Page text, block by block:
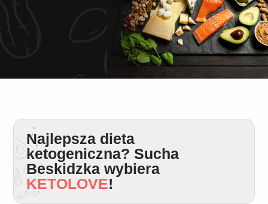
Najlepsza dieta
ketogeniczna? Sucha
Beskidzka wybiera
KETOLOVE!